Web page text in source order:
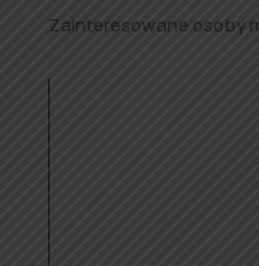
Zainteresowane osoby